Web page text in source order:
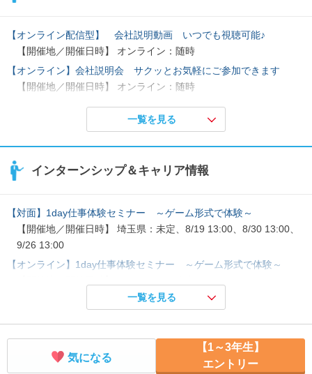
【オンライン配信型】 会社説明動画 いつでも視聴可能♪
【開催地／開催日時】 オンライン：随時
【オンライン】会社説明会 サクッとお気軽にご参加できます
【開催地／開催日時】 オンライン：随時
【開催地／開催日時】 東京都：随時
一覧を見る
インターンシップ＆キャリア情報
【対面】1day仕事体験セミナー ～ゲーム形式で体験～
【開催地／開催日時】 埼玉県：未定、8/19 13:00、8/30 13:00、
9/26 13:00
【オンライン】1day仕事体験セミナー ～ゲーム形式で体験～
【オンライン】※仕事体験“参加者限定”※リピートイベント
【開催地／開催日時】 オンライン：9/1 10:00、9/10 10:00、9/15
一覧を見る
気になる
【1～3年生】
エントリー